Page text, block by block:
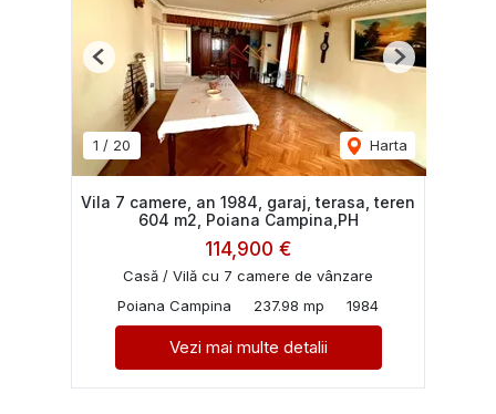
1 / 20 Harta
Previous Next
Vila 7 camere, an 1984, garaj, terasa, teren
604 m2, Poiana Campina,PH
114,900 €
Casă / Vilă cu 7 camere de vânzare
Poiana Campina
237.98 mp 1984
Vezi mai multe detalii